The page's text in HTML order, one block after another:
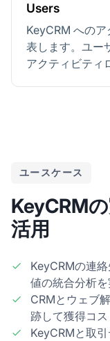
Users
KeyCRM への
表します。ユー
アクティビティ
ユースケース
KeyCRM
活用
KeyCRMの連
値の統合分析を
CRMとウェブ
跡して獲得コス
KeyCRMと取